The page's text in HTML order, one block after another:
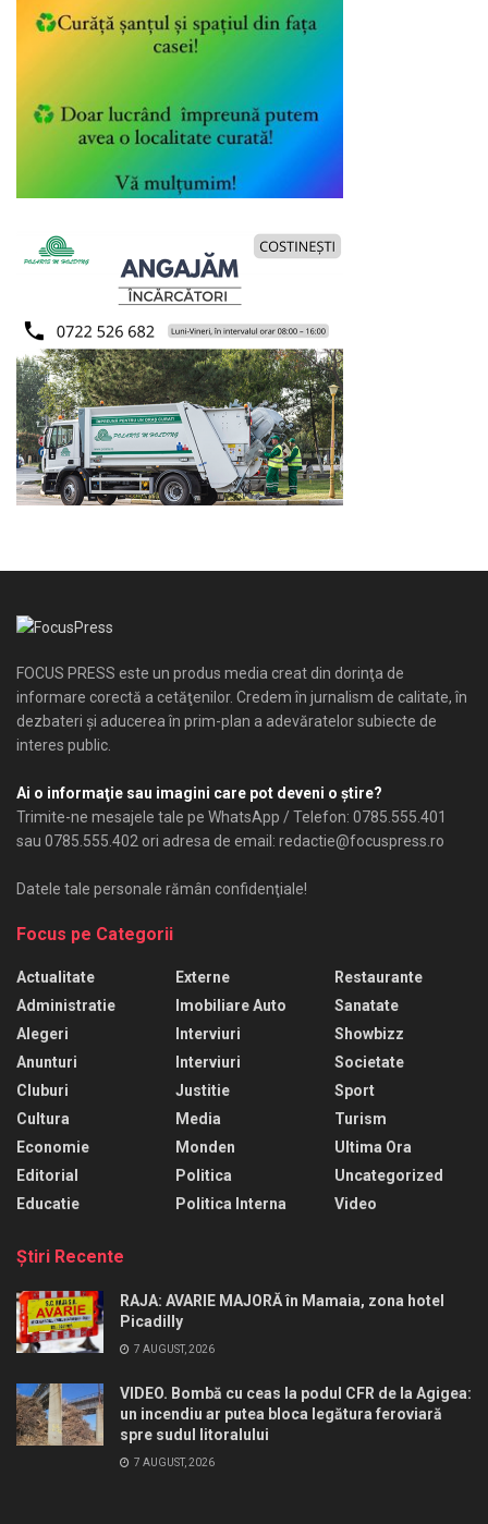
FOCUS PRESS este un produs media creat din dorinţa de
informare corectă a cetăţenilor. Credem în jurnalism de calitate, în
dezbateri şi aducerea în prim-plan a adevăratelor subiecte de
interes public.
Ai o informaţie sau imagini care pot deveni o ştire?
Trimite-ne mesajele tale pe WhatsApp / Telefon: 0785.555.401
sau 0785.555.402 ori adresa de email: redactie@focuspress.ro
Datele tale personale rămân confidenţiale!
Focus pe Categorii
Actualitate
Administratie
Alegeri
Anunturi
Cluburi
Cultura
Economie
Editorial
Educatie
Externe
Imobiliare Auto
Interviuri
Interviuri
Justitie
Media
Monden
Politica
Politica Interna
Restaurante
Sanatate
Showbizz
Societate
Sport
Turism
Ultima Ora
Uncategorized
Video
Ştiri Recente
RAJA: AVARIE MAJORĂ în Mamaia, zona hotel
Picadilly
7 AUGUST, 2026
VIDEO. Bombă cu ceas la podul CFR de la Agigea:
un incendiu ar putea bloca legătura feroviară
spre sudul litoralului
7 AUGUST, 2026